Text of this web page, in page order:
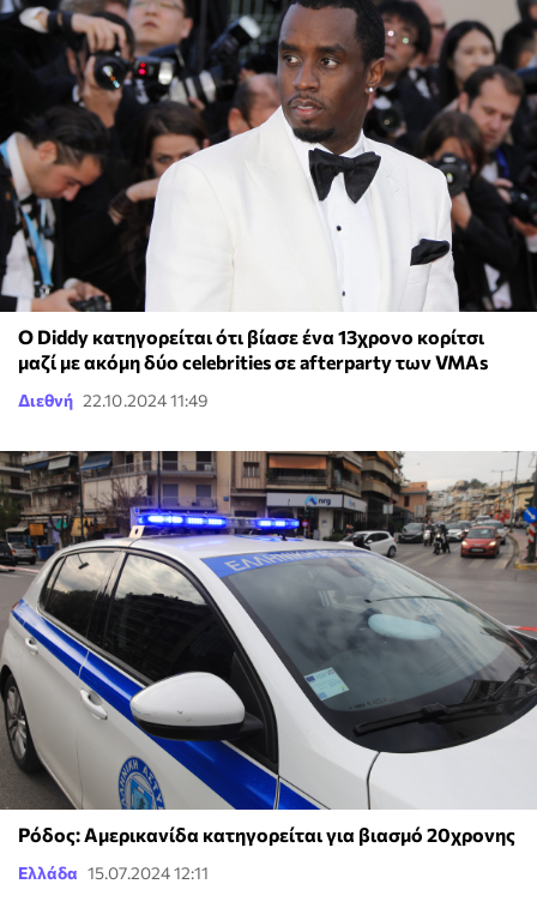
Ο Diddy κατηγορείται ότι βίασε ένα 13χρονο κορίτσι
μαζί με ακόμη δύο celebrities σε afterparty των VMAs
Διεθνή 22.10.2024 11:49
Ρόδος: Αμερικανίδα κατηγορείται για βιασμό 20χρονης
Ελλάδα 15.07.2024 12:11